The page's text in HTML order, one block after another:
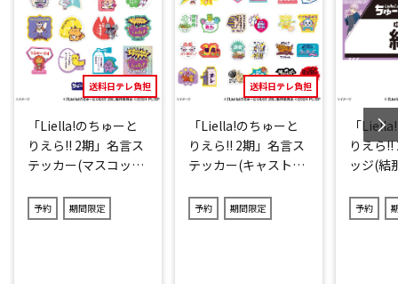
送料日テレ負担
「Liella!のちゅーと
りえら!! 2期」名言ス
テッカー(マスコット
(ランダム12種)
予約 期間限定
送料日テレ負担
「Liella!のちゅーと
りえら!! 2期」名言ス
テッカー(キャストve
ム11種)
予約 期間限定
「
りえら
ッジ(結
予約